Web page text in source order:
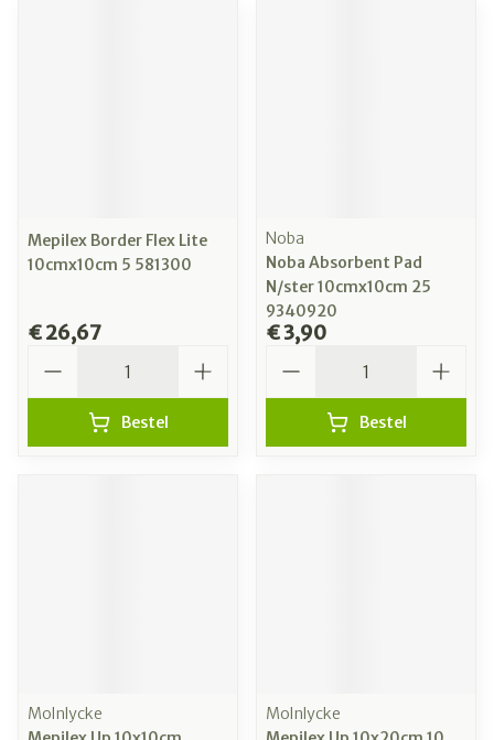
Mepilex Border Flex Lite
10cmx10cm 5 581300
€ 26,67
Bestel
Noba
Noba Absorbent Pad
N/ster 10cmx10cm 25
9340920
€ 3,90
Bestel
Molnlycke
Molnlycke